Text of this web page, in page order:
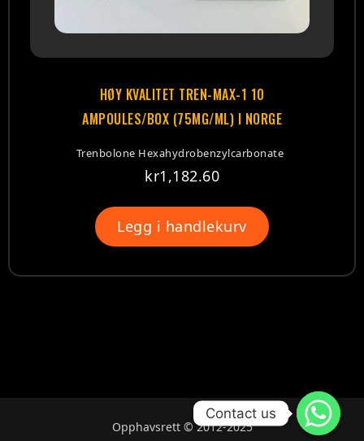
HØY KVALITET TREN-MAX-1 10
AMPOULES/BOX (75MG/ML) I NORGE
Trenbolone Hexahydrobenzylcarbonate
kr1,182.60
Legg i handlekurv
Opphavsrett © 2012-2025
Contact us